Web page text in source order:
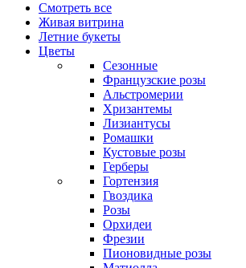
Смотреть все
Живая витрина
Летние букеты
Цветы
Сезонные
Французские розы
Альстромерии
Хризантемы
Лизиантусы
Ромашки
Кустовые розы
Герберы
Гортензия
Гвоздика
Розы
Орхидеи
Фрезии
Пионовидные розы